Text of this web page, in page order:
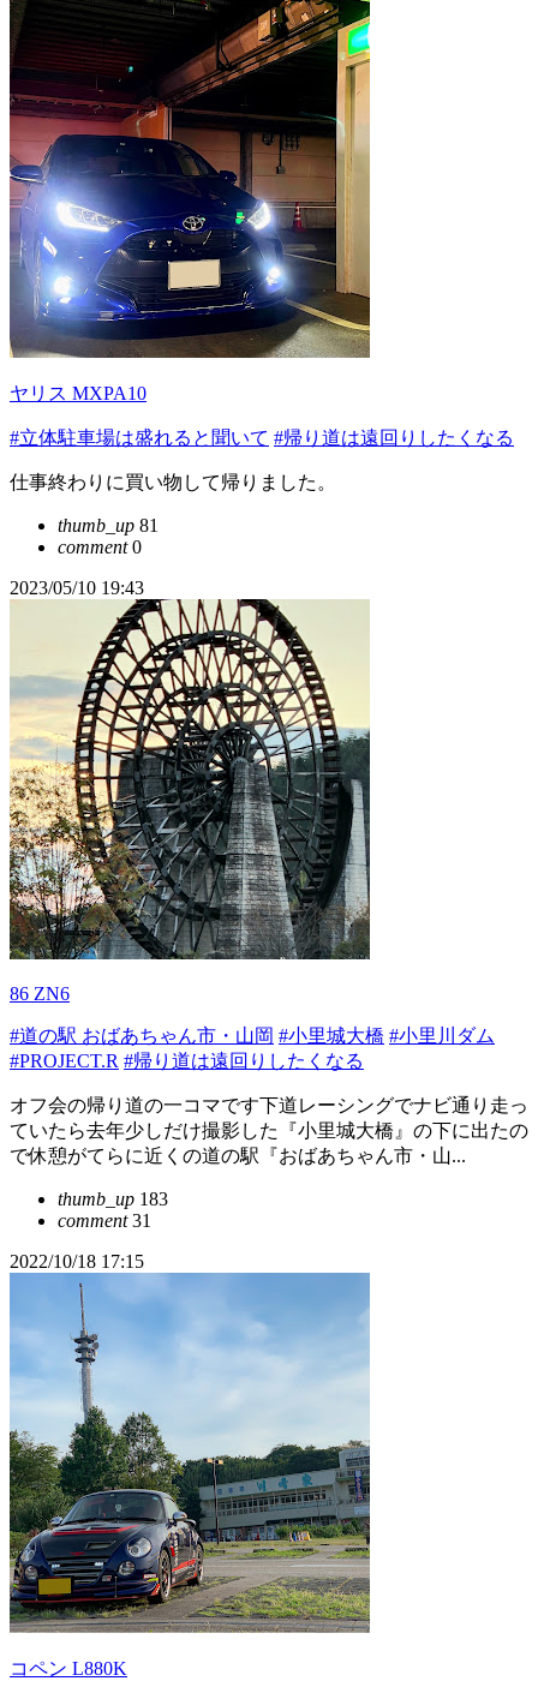
ヤリス MXPA10
#立体駐車場は盛れると聞いて #帰り道は遠回りしたくなる
仕事終わりに買い物して帰りました。
thumb_up 81
comment0
2023/05/10 19:43
86 ZN6
#道の駅 おばあちゃん市・山岡 #小里城大橋 #小里川ダム
#PROJECT.R #帰り道は遠回りしたくなる
オフ会の帰り道の一コマです下道レーシングでナビ通り走っ
ていたら去年少しだけ撮影した『小里城大橋』の下に出たの
で休憩がてらに近くの道の駅『おばあちゃん市・山...
thumb_up 183
comment31
2022/10/18 17:15
コペン L880K